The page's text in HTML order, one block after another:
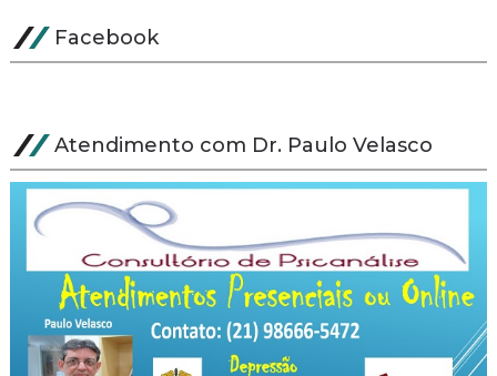
Facebook
Atendimento com Dr. Paulo Velasco